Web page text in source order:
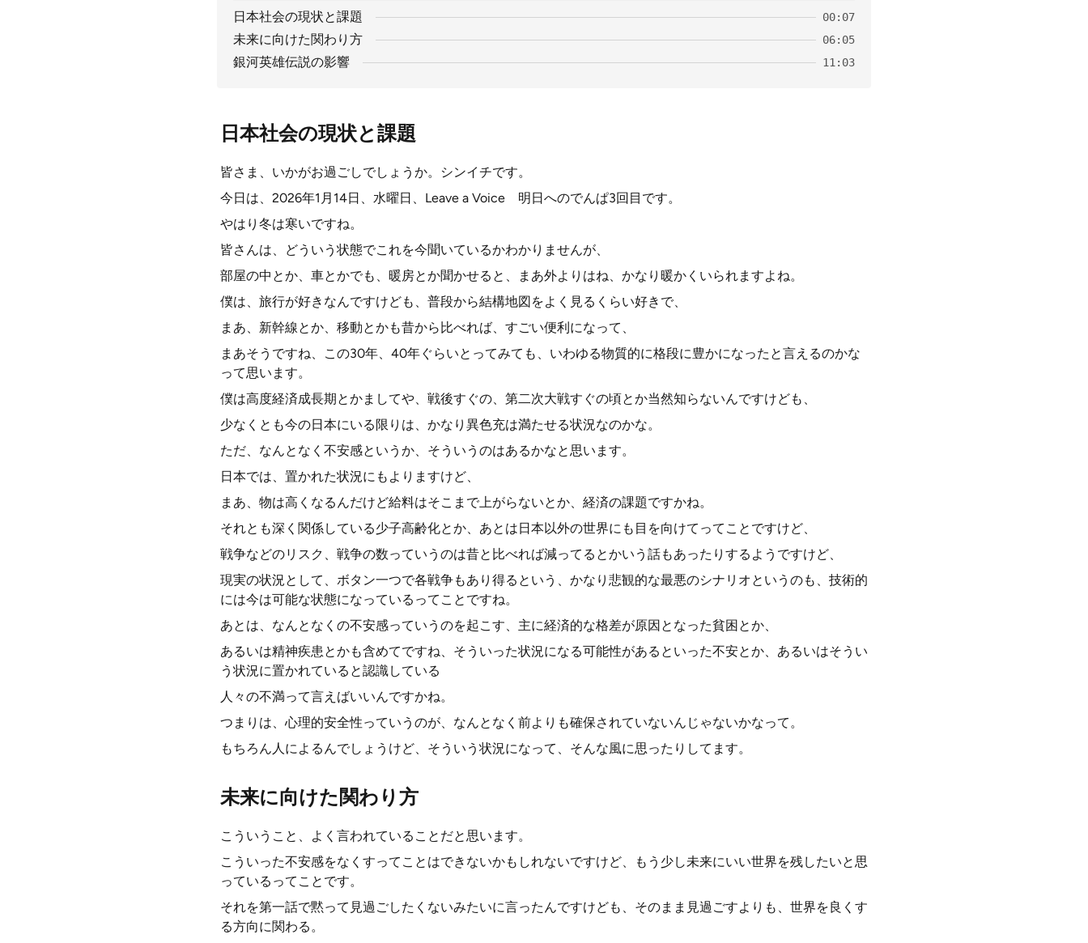
日本社会の現状と課題 00:07
未来に向けた関わり方 06:05
銀河英雄伝説の影響 11:03
日本社会の現状と課題
皆さま、いかがお過ごしでしょうか。シンイチです。
今日は、2026年1月14日、水曜日、Leave a Voice 明日へのでんぱ3回目です。
やはり冬は寒いですね。
皆さんは、どういう状態でこれを今聞いているかわかりませんが、
部屋の中とか、車とかでも、暖房とか聞かせると、まあ外よりはね、かなり暖かくいられますよね。
僕は、旅行が好きなんですけども、普段から結構地図をよく見るくらい好きで、
まあ、新幹線とか、移動とかも昔から比べれば、すごい便利になって、
まあそうですね、この30年、40年ぐらいとってみても、いわゆる物質的に格段に豊かになったと言えるのかな
って思います。
僕は高度経済成長期とかましてや、戦後すぐの、第二次大戦すぐの頃とか当然知らないんですけども、
少なくとも今の日本にいる限りは、かなり異色充は満たせる状況なのかな。
ただ、なんとなく不安感というか、そういうのはあるかなと思います。
日本では、置かれた状況にもよりますけど、
まあ、物は高くなるんだけど給料はそこまで上がらないとか、経済の課題ですかね。
それとも深く関係している少子高齢化とか、あとは日本以外の世界にも目を向けてってことですけど、
戦争などのリスク、戦争の数っていうのは昔と比べれば減ってるとかいう話もあったりするようですけど、
現実の状況として、ボタン一つで各戦争もあり得るという、かなり悲観的な最悪のシナリオというのも、技術的
には今は可能な状態になっているってことですね。
あとは、なんとなくの不安感っていうのを起こす、主に経済的な格差が原因となった貧困とか、
あるいは精神疾患とかも含めてですね、そういった状況になる可能性があるといった不安とか、あるいはそうい
う状況に置かれていると認識している
人々の不満って言えばいいんですかね。
つまりは、心理的安全性っていうのが、なんとなく前よりも確保されていないんじゃないかなって。
もちろん人によるんでしょうけど、そういう状況になって、そんな風に思ったりしてます。
未来に向けた関わり方
こういうこと、よく言われていることだと思います。
こういった不安感をなくすってことはできないかもしれないですけど、もう少し未来にいい世界を残したいと思
っているってことです。
それを第一話で黙って見過ごしたくないみたいに言ったんですけども、そのまま見過ごすよりも、世界を良くす
る方向に関わる。